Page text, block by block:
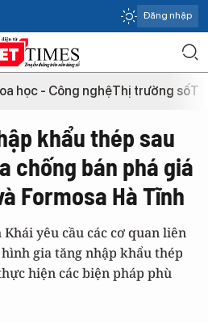
Đăng nhập
học - Công nghệThị trường số
khẩu thép sau
chống bán phá giá
Formosa Hà Tĩnh
yêu cầu các cơ quan liên
gia tăng nhập khẩu thép
hiện các biện pháp phù